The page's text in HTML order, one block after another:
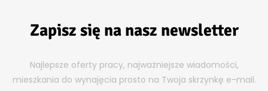
Zapisz się na nasz newsletter
Najlepsze oferty pracy, najważniejsze wiadomości,
mieszkania do wynajęcia prosto na Twoja skrzynkę e-mail.